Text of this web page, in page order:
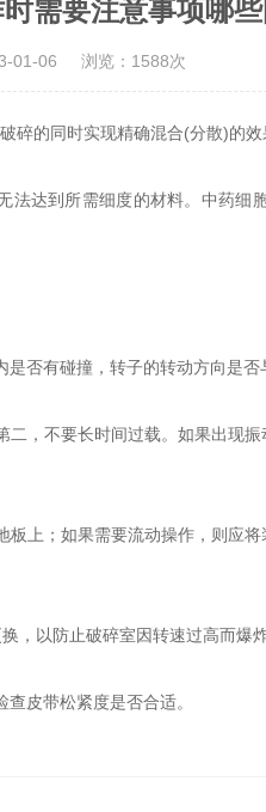
需要注意事项哪些
01-06 浏览：1588次
的同时实现精确混合(分散)的
达到所需细度的材料。中药
有碰撞，转子的转动方向是否
不要长时间过载。如果出现振
；如果需要流动操作，则应
以防止破碎室因转速过高而爆
皮带松紧度是否合适。